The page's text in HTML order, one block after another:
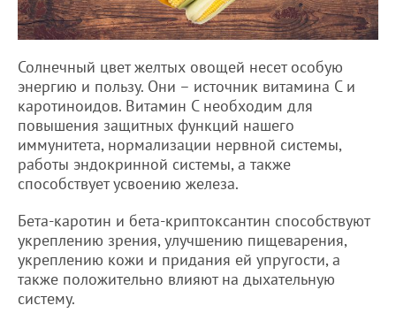
Солнечный цвет желтых овощей несет особую
энергию и пользу. Они – источник витамина С и
каротиноидов. Витамин С необходим для
повышения защитных функций нашего
иммунитета, нормализации нервной системы,
работы эндокринной системы, а также
способствует усвоению железа.
Бета-каротин и бета-криптоксантин способствуют
укреплению зрения, улучшению пищеварения,
укреплению кожи и придания ей упругости, а
также положительно влияют на дыхательную
систему.